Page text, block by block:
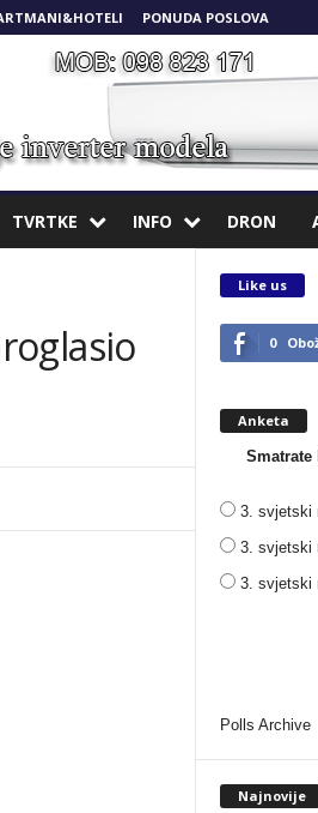
PONUDA POSLOVA
TVRTKE INFO DRON
Like us
0
Anketa
3. svjetski
3. svjetski
3. svjetski
Polls Archive
Najnovije